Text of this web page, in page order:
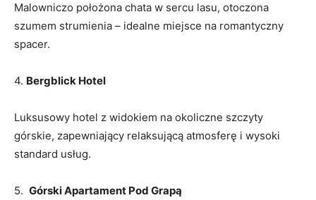
Malowniczo położona chata w sercu lasu, ‌otoczona
szumem strumienia – ‍idealne miejsce na romantyczny
spacer.
4. Bergblick ⁤Hotel
Luksusowy hotel z widokiem na ‍okoliczne ⁣szczyty
‍górskie, zapewniający relaksującą atmosferę i wysoki
standard usług.
5. ‍ Górski⁢ Apartament Pod Grapą